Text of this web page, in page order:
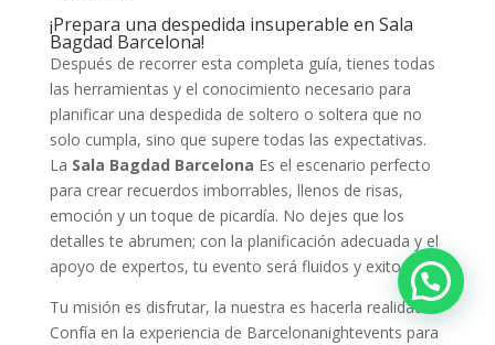
¡Prepara una despedida insuperable en Sala
Bagdad Barcelona!
Después de recorrer esta completa guía, tienes todas
las herramientas y el conocimiento necesario para
planificar una despedida de soltero o soltera que no
solo cumpla, sino que supere todas las expectativas.
La Sala Bagdad Barcelona Es el escenario perfecto
para crear recuerdos imborrables, llenos de risas,
emoción y un toque de picardía. No dejes que los
detalles te abrumen; con la planificación adecuada y el
apoyo de expertos, tu evento será fluidos y exitosos.
Tu misión es disfrutar, la nuestra es hacerla realidad.
Confía en la experiencia de Barcelonanightevents para